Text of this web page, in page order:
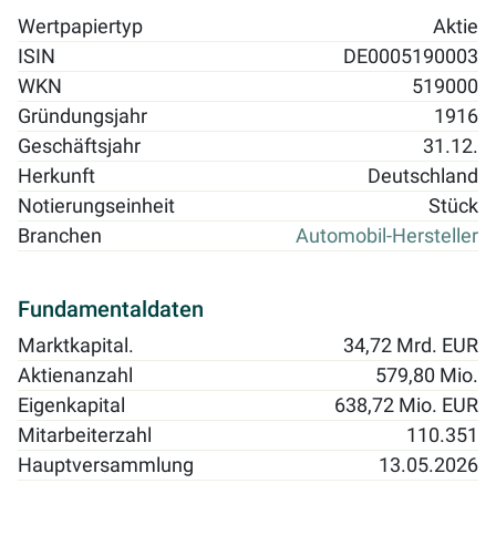
Wertpapiertyp
Aktie
ISIN
DE0005190003
WKN
519000
Gründungsjahr
1916
Geschäftsjahr
31.12.
Herkunft
Deutschland
Notierungseinheit
Stück
Branchen
Automobil-Hersteller
Fundamentaldaten
Marktkapital.
34,72 Mrd. EUR
Aktienanzahl
579,80 Mio.
Eigenkapital
638,72 Mio. EUR
Mitarbeiterzahl
110.351
Hauptversammlung
13.05.2026